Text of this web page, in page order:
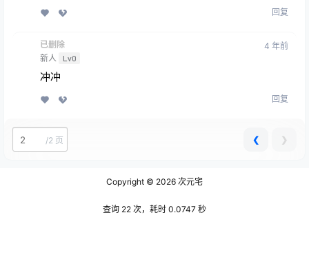
回复
已删除
新人 Lv0
4 年前
冲冲
回复
/2 页 ❮ ❯
Copyright © 2026 次元宅
查询 22 次，耗时 0.0747 秒